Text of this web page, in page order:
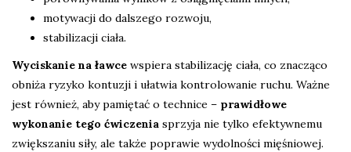
motywacji do dalszego rozwoju,
stabilizacji ciała.
Wyciskanie na ławce wspiera stabilizację ciała, co znacząco
obniża ryzyko kontuzji i ułatwia kontrolowanie ruchu. Ważne
jest również, aby pamiętać o technice – prawidłowe
wykonanie tego ćwiczenia sprzyja nie tylko efektywnemu
zwiększaniu siły, ale także poprawie wydolności mięśniowej.